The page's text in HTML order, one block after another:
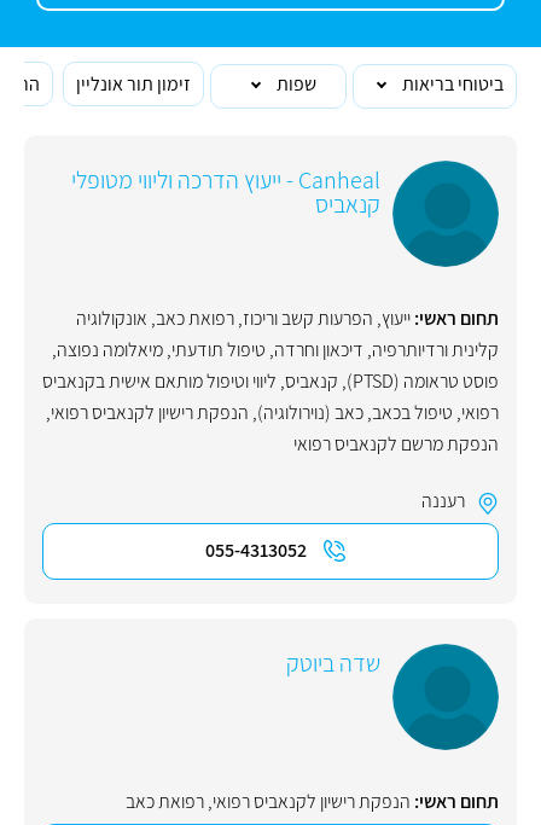
ביטוחי בריאות שפות זימון תור אונליין
Canheal - ייעוץ הדרכה וליווי מטופלי
קנאביס
תחום ראשי:ייעוץ, הפרעות קשב וריכוז,רפואת כאב, אונקולוגיה
קלינית ורדיותרפיה, דיכאון וחרדה, טיפול תודעתי,מיאלומה נפוצה,
פוסט טראומה (PTSD)
, קנאביס, ליווי וטיפול מותאם אישית בקנאביס
רפואי, טיפול בכאב,כאב (נוירולוגיה), הנפקת רישיון לקנאביס רפואי,
הנפקת מרשם לקנאביס רפואי
רעננה
055-4313052
שדה ביוטק
תחום ראשי: הנפקת רישיון לקנאביס רפואי,רפואת כאב